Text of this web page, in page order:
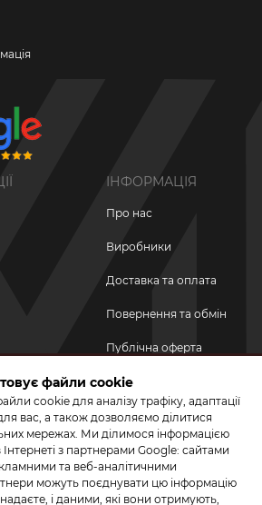
ІНФОРМАЦІЯ
Про нас
Виробники
Доставка та оплата
Повернення та обмін
Публічна оферта
Політика
конфіденційності
ДО НАС У СОЦМЕРЕЖАХ
файли cookie
cookie для аналізу трафіку, адаптації
вас, а також дозволяємо ділитися
мережах. Ми ділимося інформацією
з партнерами Google: сайтами
та веб-аналітичними
можуть поєднувати цю інформацію
і даними, які вони отримують,